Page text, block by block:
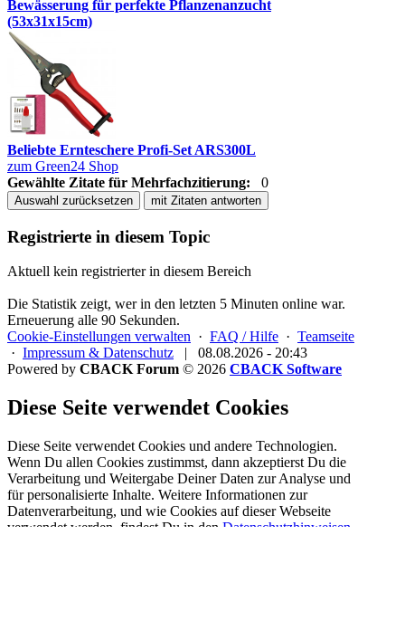
Bewässerung für perfekte Pflanzenanzucht
(53x31x15cm)
Beliebte Ernteschere Profi-Set ARS300L
zum Green24 Shop
Gewählte Zitate für Mehrfachzitierung:
0
Auswahl zurücksetzen mit Zitaten antworten
Registrierte in diesem Topic
Aktuell kein registrierter in diesem Bereich
Die Statistik zeigt, wer in den letzten 5 Minuten online war.
Erneuerung alle 90 Sekunden.
Cookie-Einstellungen verwalten · FAQ / Hilfe · Teamseite
· Impressum & Datenschutz |
08.08.2026 - 20:43
Powered by CBACK Forum © 2026 CBACK Software
Diese Seite verwendet Cookies
Diese Seite verwendet Cookies und andere Technologien.
Wenn Du allen Cookies zustimmst, dann akzeptierst Du die
Verarbeitung und Weitergabe Deiner Daten zur Analyse und
für personalisierte Inhalte. Weitere Informationen zur
Datenverarbeitung, und wie Cookies auf dieser Webseite
verwendet werden, findest Du in den Datenschutzhinweisen